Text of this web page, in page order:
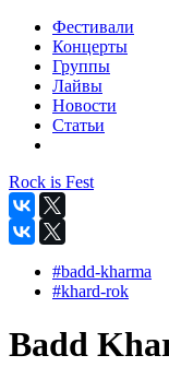
Фестивали
Концерты
Группы
Лайвы
Новости
Статьи
Rock is Fest
#badd-kharma
#khard-rok
Badd